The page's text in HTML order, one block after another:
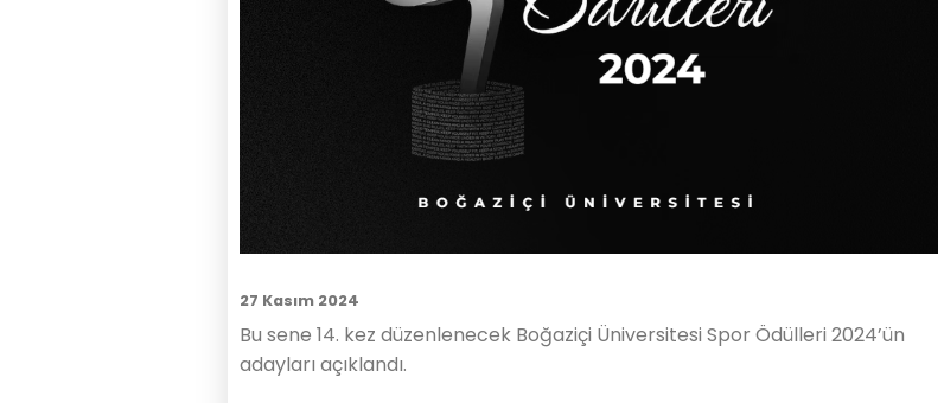
27 Kasım 2024
Bu sene 14. kez düzenlenecek Boğaziçi Üniversitesi Spor Ödülleri 2024’ün
adayları açıklandı.